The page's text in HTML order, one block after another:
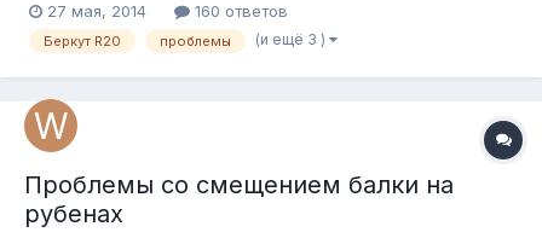
27 мая, 2014 160 ответов
Беркут R20 проблемы (и ещё 3 )
Проблемы со смещением балки на
рубенах